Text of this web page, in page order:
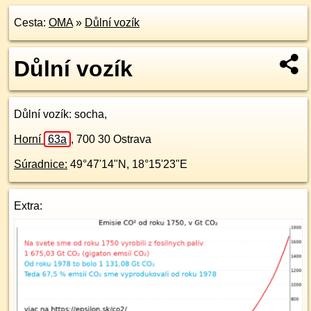
Cesta: OMA» Důlní vozík
Důlní vozík
Důlní vozík: socha,
Horní 63a , 700 30 Ostrava
Súradnice: 49°47'14"N , 18°15'23"E
Extra: